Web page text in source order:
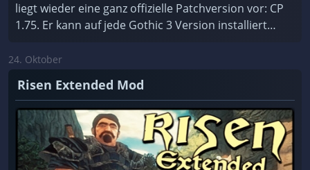
liegt wieder eine ganz offizielle Patchversion vor: CP
1.75. Er kann auf jede Gothic 3 Version installiert
24. Oktober
Risen Extended Mod